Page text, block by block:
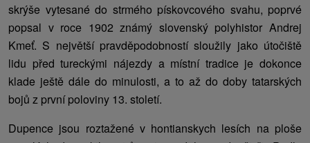
skrýše vytesané do strmého pískovcového svahu, poprvé
popsal v roce 1902 známý slovenský polyhistor Andrej
Kmeť. S největší pravděpodobností sloužily jako útočiště
lidu před tureckými nájezdy a místní tradice je dokonce
klade ještě dále do minulosti, a to až do doby tatarských
bojů z první poloviny 13. století.
Dupence jsou roztažené v hontianskych lesích na ploše